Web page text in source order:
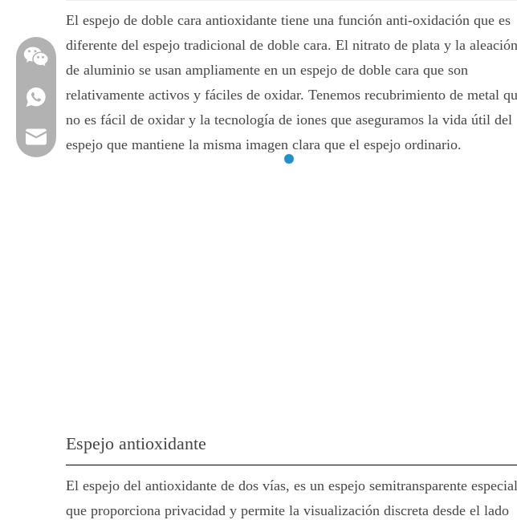
WhatsApp
Email
El espejo de doble cara antioxidante tiene una función anti-oxidación que es
diferente del espejo tradicional de doble cara. El nitrato de plata y la aleación
de aluminio se usan ampliamente en un espejo de doble cara que son
relativamente activos y fáciles de oxidar. Tenemos recubrimiento de metal
no es fácil de oxidar y la tecnología de iones que aseguramos la vida útil del
espejo que mantiene la misma imagen clara que el espejo ordinario.
Espejo antioxidante
El espejo del antioxidante de dos vías, es un espejo semitransparente especial
que proporciona privacidad y permite la visualización discreta desde el lado